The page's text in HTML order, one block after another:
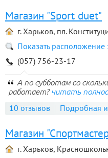
Магазин "Sport duet"
г. Харьков, пл.
Показать расположение
(057) 756-23-17
А по субботам со
работает? читать
10 отзывов Подробная
Магазин
г. Харьков,